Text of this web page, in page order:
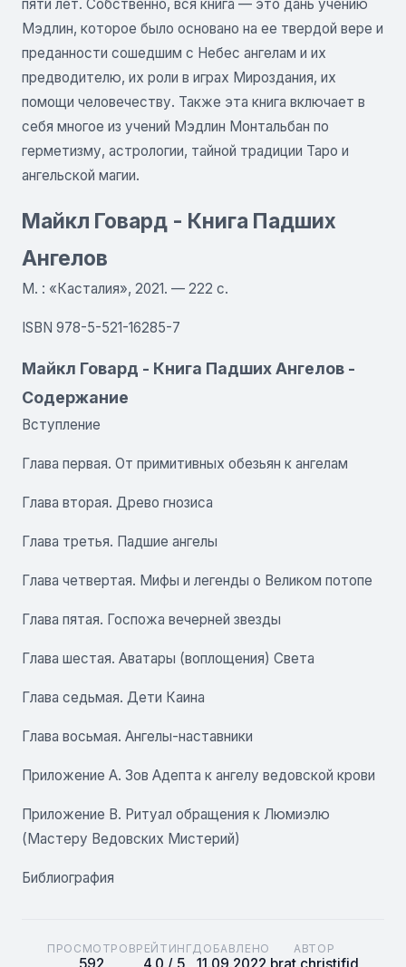
пяти лет. Собственно, вся книга — это дань учению
Мэдлин, которое было основано на ее твердой вере и
преданности сошедшим с Небес ангелам и их
предводителю, их роли в играх Мироздания, их
помощи человечеству. Также эта книга включает в
себя многое из учений Мэдлин Монтальбан по
герметизму, астрологии, тайной традиции Таро и
ангельской магии.
Майкл Говард - Книга Падших
Ангелов
М. : «Касталия», 2021. — 222 с.
ISBN 978-5-521-16285-7
Майкл Говард - Книга Падших Ангелов -
Содержание
Вступление
Глава первая. От примитивных обезьян к ангелам
Глава вторая. Древо гнозиса
Глава третья. Падшие ангелы
Глава четвертая. Мифы и легенды о Великом потопе
Глава пятая. Госпожа вечерней звезды
Глава шестая. Аватары (воплощения) Света
Глава седьмая. Дети Каина
Глава восьмая. Ангелы-наставники
Приложение А. Зов Адепта к ангелу ведовской крови
Приложение В. Ритуал обращения к Люмиэлю
(Мастеру Ведовских Мистерий)
Библиография
ПРОСМОТРОВРЕЙТИНГДОБАВЛЕНО АВТОР